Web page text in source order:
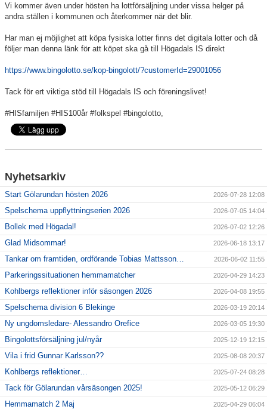
Styrelse Högadals IS
Hyra Klubbstuga
Vi kommer även under hösten ha lottförsäljning under vissa helger på
andra ställen i kommunen och återkommer när det blir.
Har man ej möjlighet att köpa fysiska lotter finns det digitala lotter och då
följer man denna länk för att köpet ska gå till Högadals IS direkt
https://www.bingolotto.se/kop-bingolott/?customerId=29001056
Tack för ert viktiga stöd till Högadals IS och föreningslivet!
#HISfamiljen #HIS100år #folkspel #bingolotto,
Nyhetsarkiv
Start Gölarundan hösten 2026 2026-07-28 12:08
Spelschema uppflyttningserien 2026 2026-07-05 14:04
Bollek med Högadal! 2026-07-02 12:26
Glad Midsommar! 2026-06-18 13:17
Tankar om framtiden, ordförande Tobias Mattsson… 2026-06-02 11:55
Parkeringssituationen hemmamatcher 2026-04-29 14:23
Kohlbergs reflektioner inför säsongen 2026 2026-04-08 19:55
Spelschema division 6 Blekinge 2026-03-19 20:14
Ny ungdomsledare- Alessandro Orefice 2026-03-05 19:30
Bingolottsförsäljning jul/nyår 2025-12-19 12:15
Vila i frid Gunnar Karlsson?? 2025-08-08 20:37
Kohlbergs reflektioner… 2025-07-24 08:28
Tack för Gölarundan vårsäsongen 2025! 2025-05-12 06:29
Hemmamatch 2 Maj 2025-04-29 06:04